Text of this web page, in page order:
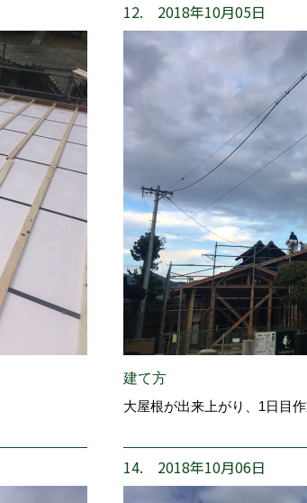
12. 2018年10月05日
建て方
大屋根が出来上がり、1日目
14. 2018年10月06日